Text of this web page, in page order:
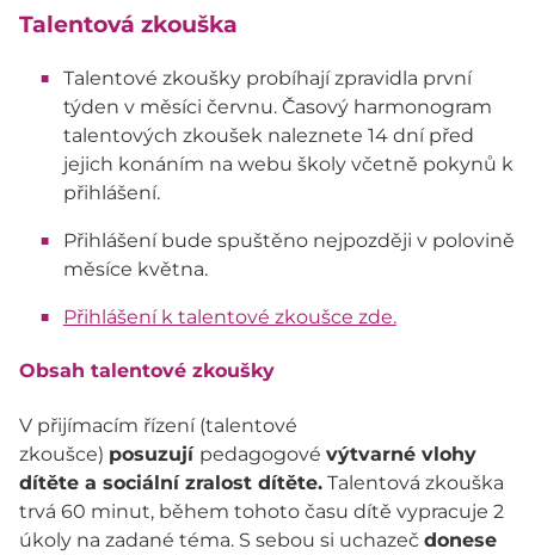
Talentová zkouška
Talentové zkoušky probíhají zpravidla první
týden v měsíci červnu. Časový harmonogram
talentových zkoušek naleznete 14 dní před
jejich konáním na webu školy včetně pokynů k
přihlášení.
Přihlášení bude spuštěno nejpozději v polovině
měsíce května.
Přihlášení k talentové zkoušce zde.
Obsah talentové zkoušky
V přijímacím řízení (talentové
zkoušce) posuzují pedagogové výtvarné vlohy
dítěte a sociální zralost dítěte. Talentová zkouška
trvá 60 minut, během tohoto času dítě vypracuje 2
úkoly na zadané téma. S sebou si uchazeč donese